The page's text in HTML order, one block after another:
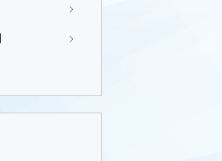
ꁇ
ꁇ